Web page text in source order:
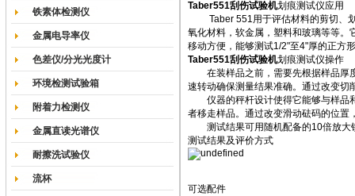
铁素体检测仪
金属电导率仪
色差仪/分光光度计
环境检测试验箱
附着力检测仪
金属直读光谱仪
耐擦洗试验仪
流杯
Taber551刮伤试验机划痕测试仪应用
Taber 551用于评估材料的剪切、划
氧化材料，软金属，塑料和玻璃等等。
移动方便，能够测试1/2"至4"厚的正方
Taber551刮伤试验机划痕测试仪操作
在装样品之前，需要先根据样品厚度
速转动确保测量结果准确。通过改变切
仪器的秤杆设计使得它能够与样品和
者移走样品。通过改变滑动砝码的位
测试结果可用随机配备的10倍放大
测试结果及评价方式
可选配件